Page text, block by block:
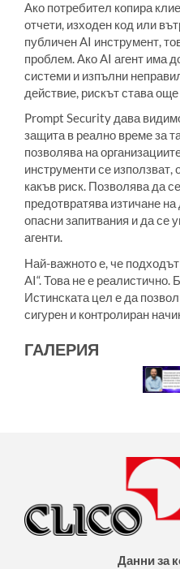
Ако потребител копира
отчети, изходен код или
публичен AI инструмент,
проблем. Ако AI агент има
системи и изпълни
действие, рискът става още
Prompt Security дава
защита в реално време за
позволява на
инструменти се използват,
какъв риск. Позволява да
предотвратява изтичане
опасни запитвания и да се
агенти.
Най-важното е, че
AI“. Това не е реалистично.
Истинската цел е да
сигурен и контролиран
ГАЛЕРИЯ
Данни за